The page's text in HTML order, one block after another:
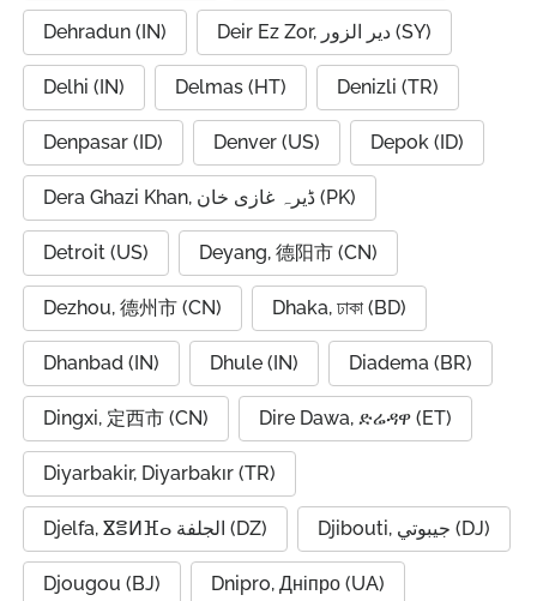
Dehradun (IN) Deir Ez Zor, دير الزور (SY)
Delhi (IN) Delmas (HT) Denizli (TR)
Denpasar (ID) Denver (US) Depok (ID)
Dera Ghazi Khan, ڈیرہ غازی خان (PK)
Detroit (US) Deyang, 德阳市 (CN)
Dezhou, 德州市 (CN) Dhaka, ঢাকা (BD)
Dhanbad (IN) Dhule (IN) Diadema (BR)
Dingxi, 定西市 (CN) Dire Dawa, ድሬዳዋ (ET)
Diyarbakir, Diyarbakır (TR)
Djelfa, ⴵⴻⵍⴼⴰ الجلفة (DZ) Djibouti, جيبوتي (DJ)
Djougou (BJ) Dnipro, Дніпро (UA)